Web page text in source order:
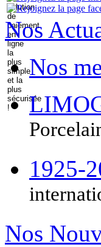
Nos
Nos
1925-
Nos